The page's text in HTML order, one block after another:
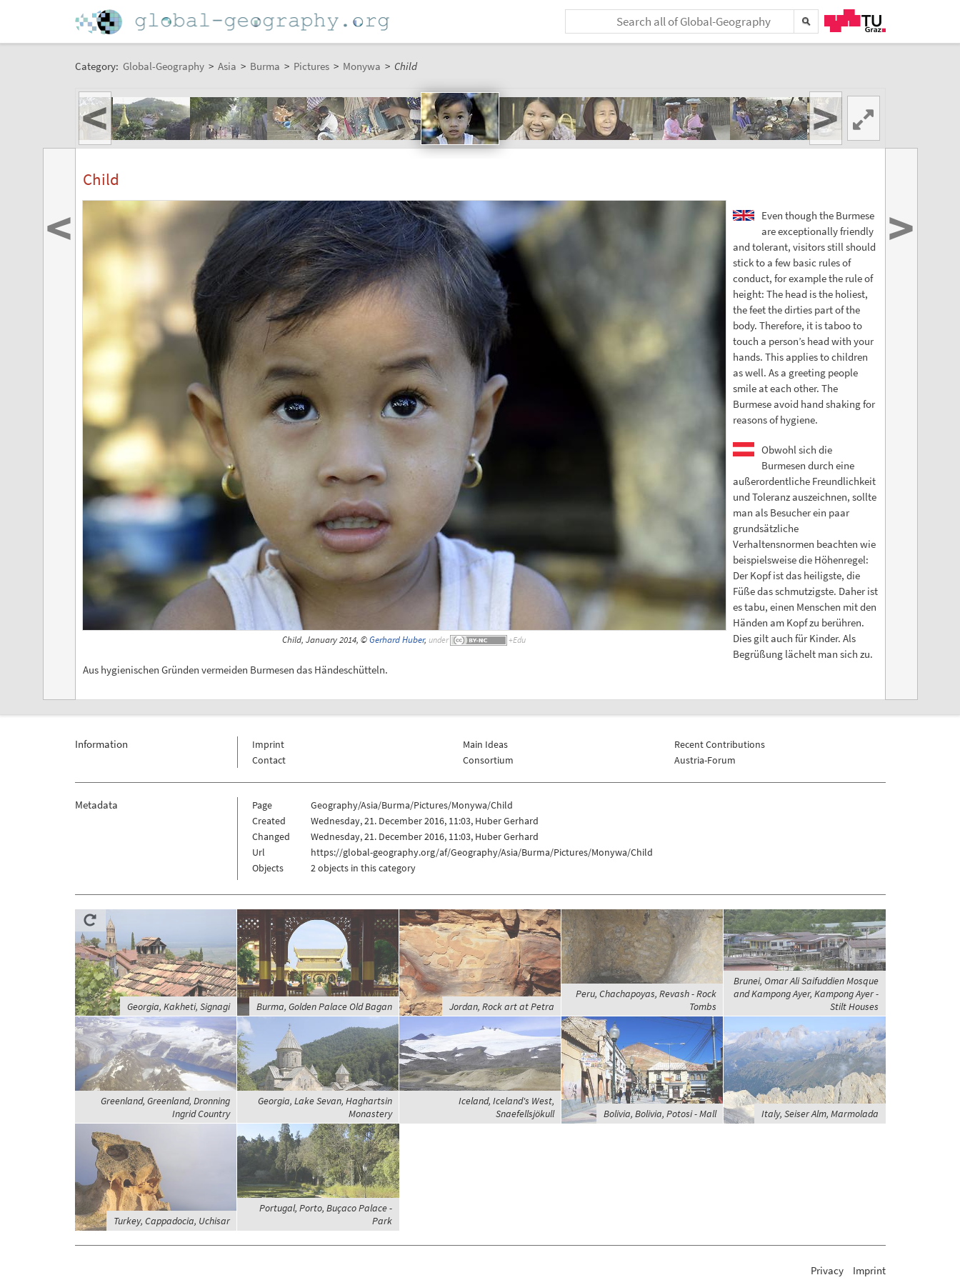
Category: Global-Geography > Asia > Burma > Pictures > Monywa > Child
< >
Child
Child, January 2014, ©Gerhard Huber, under
Even though the Burmese
are exceptionally friendly
and tolerant, visitors still should
stick to a few basic rules of
conduct, for example the rule of
height: The head is the holiest,
the feet the dirties part of the
body. Therefore, it is taboo to
touch a person’s head with your
hands. This applies to children
as well. As a greeting people
smile at each other. The
Burmese avoid hand shaking for
reasons of hygiene.
Obwohl sich die
Burmesen durch eine
außerordentliche Freundlichkeit
und Toleranz auszeichnen, sollte
man als Besucher ein paar
grundsätzliche
Verhaltensnormen beachten wie
beispielsweise die Höhenregel:
Der Kopf ist das heiligste, die
Füße das schmutzigste. Daher ist
es tabu, einen Menschen mit den
Händen am Kopf zu berühren.
Dies gilt auch für Kinder. Als
Begrüßung lächelt man sich zu.
Aus hygienischen Gründen vermeiden Burmesen das Händeschütteln.
< >
Information
Imprint
Contact
Main Ideas
Consortium
Recent Contributions
Austria-Forum
Metadata Page
Geography/Asia/Burma/Pictures/Monywa/Child
Created
Wednesday, 21. December 2016, 11:03, Huber Gerhard
Changed
Wednesday, 21. December 2016, 11:03, Huber Gerhard
Url
https://global-geography.org/af/Geography/Asia/Burma/Pictures/Monywa/Child
Objects
2 objects in this category
Georgia, Kakheti, Signagi Burma, Golden Palace Old Bagan Jordan, Rock art at Petra
Peru, Chachapoyas, Revash - Rock
Tombs
Brunei, Omar Ali Saifuddien Mosque
and Kampong Ayer, Kampong Ayer -
Stilt Houses
Greenland, Greenland, Dronning
Ingrid Country
Georgia, Lake Sevan, Haghartsin
Monastery
Iceland, Iceland's West,
Snaefellsjökull
Bolivia, Bolivia, Potosi - Mall Italy, Seiser Alm, Marmolada
Turkey, Cappadocia, Uchisar
Portugal, Porto, Buçaco Palace -
Park
Privacy Imprint